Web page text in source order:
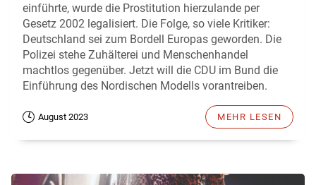
einführte, wurde die Prostitution hierzulande per
Gesetz 2002 legalisiert. Die Folge, so viele Kritiker:
Deutschland sei zum Bordell Europas geworden. Die
Polizei stehe Zuhälterei und Menschenhandel
machtlos gegenüber. Jetzt will die CDU im Bund die
Einführung des Nordischen Modells vorantreiben.
August 2023 MEHR LESEN